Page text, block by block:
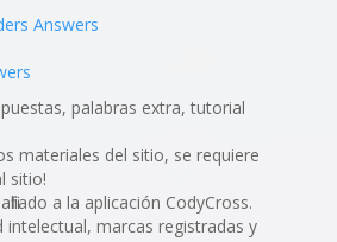
Answers
palabras extra, tutorial
materiales del sitio, se requiere
sitio!
a la aplicación CodyCross.
intelectual, marcas registradas y